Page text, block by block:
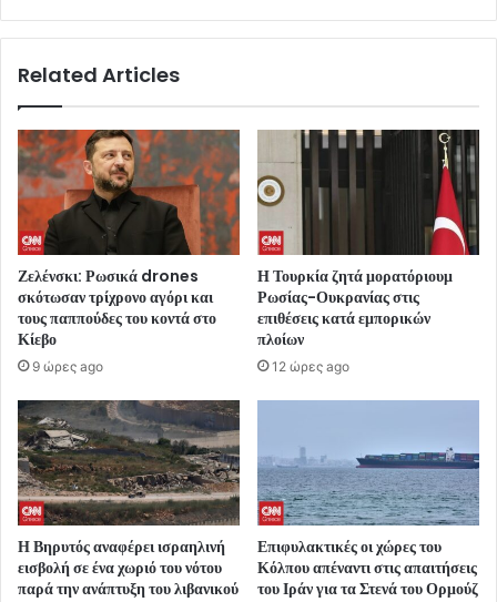
Related Articles
Ζελένσκι: Ρωσικά drones
σκότωσαν τρίχρονο αγόρι και
τους παππούδες του κοντά στο
Κίεβο
9 ώρες ago
Η Τουρκία ζητά μορατόριουμ
Ρωσίας-Ουκρανίας στις
επιθέσεις κατά εμπορικών
πλοίων
12 ώρες ago
Η Βηρυτός αναφέρει ισραηλινή
εισβολή σε ένα χωριό του νότου
παρά την ανάπτυξη του λιβανικού
Επιφυλακτικές οι χώρες του
Κόλπου απέναντι στις απαιτήσεις
του Ιράν για τα Στενά του Ορμούζ